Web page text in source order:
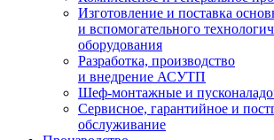
Изготовление и поставка
и вспомогательного
оборудования
Разработка, производство
и внедрение АСУТП
Шеф-монтажные и
Сервисное, гарантийное и
обслуживание